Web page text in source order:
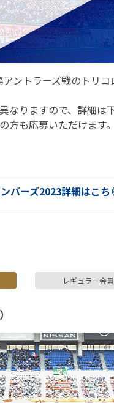
ントラーズ戦のトリ
りますので、詳細は
方も応募いただけます
バーズ2023詳細はこち
レギュラー会員